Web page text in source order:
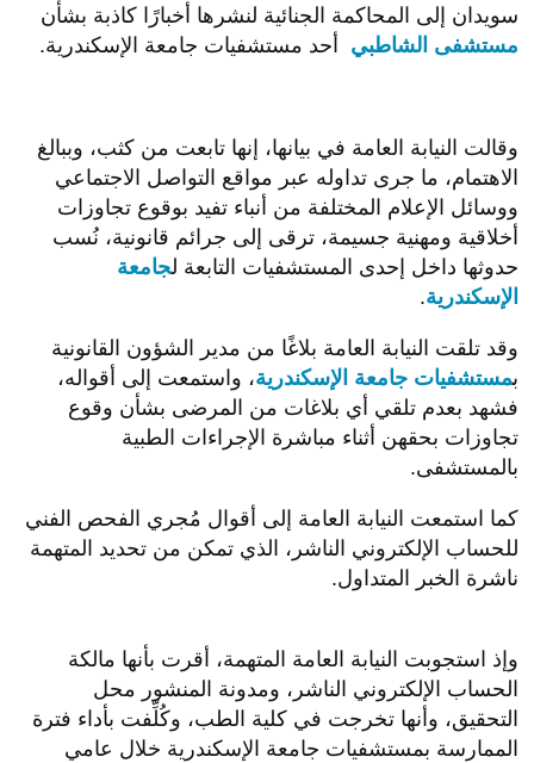
سويدان إلى المحاكمة الجنائية لنشرها أخبارًا كاذبة بشأن
مستشفى الشاطبي أحد مستشفيات جامعة الإسكندرية.
وقالت النيابة العامة في بيانها، إنها تابعت من كثب، وببالغ
الاهتمام، ما جرى تداوله عبر مواقع التواصل الاجتماعي
ووسائل الإعلام المختلفة من أنباء تفيد بوقوع تجاوزات
أخلاقية ومهنية جسيمة، ترقى إلى جرائم قانونية، نُسب
حدوثها داخل إحدى المستشفيات التابعة لجامعة
الإسكندرية.
وقد تلقت النيابة العامة بلاغًا من مدير الشؤون القانونية
بمستشفيات جامعة الإسكندرية، واستمعت إلى أقواله،
فشهد بعدم تلقي أي بلاغات من المرضى بشأن وقوع
تجاوزات بحقهن أثناء مباشرة الإجراءات الطبية
بالمستشفى.
كما استمعت النيابة العامة إلى أقوال مُجري الفحص الفني
للحساب الإلكتروني الناشر، الذي تمكن من تحديد المتهمة
ناشرة الخبر المتداول.
وإذ استجوبت النيابة العامة المتهمة، أقرت بأنها مالكة
الحساب الإلكتروني الناشر، ومدونة المنشور محل
التحقيق، وأنها تخرجت في كلية الطب، وكُلِّفت بأداء فترة
الممارسة بمستشفيات جامعة الإسكندرية خلال عامي